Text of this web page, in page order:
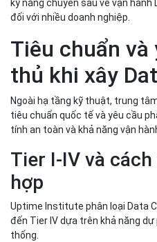
đối với nhiều doanh nghiệp.
Tiêu chuẩn và
thủ khi xây
Ngoài hạ tầng kỹ thuật, trung
tiêu chuẩn quốc tế và yêu cầu
tính an toàn và khả năng vận
Tier I-IV và
hợp
Uptime Institute phân loại Data
đến Tier IV dựa trên khả năng dự
thống.